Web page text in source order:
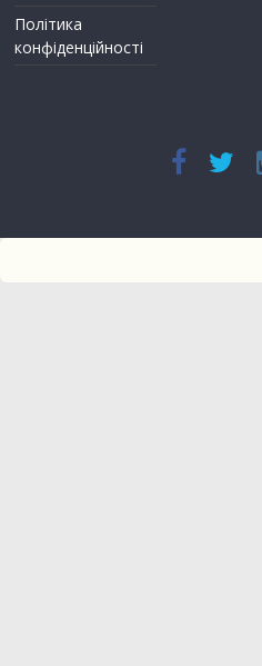
Політика
конфіденційності